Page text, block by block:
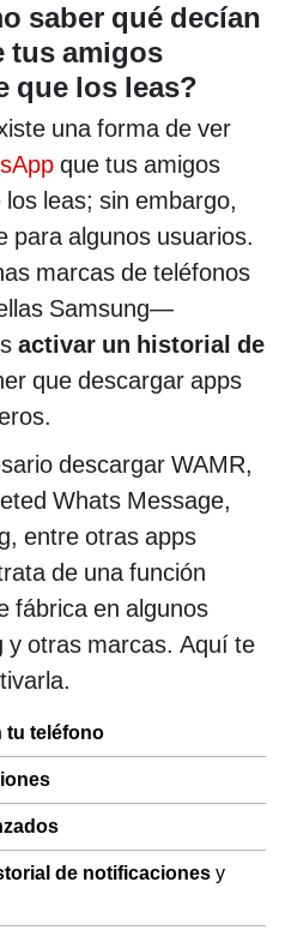
saber qué decían
tus amigos
que los leas?
una forma de ver
que tus amigos
leas; sin embargo,
para algunos usuarios.
marcas de teléfonos
Samsung—
activar un historial de
que descargar apps
descargar WAMR,
Whats Message,
entre otras apps
de una función
fábrica en algunos
y otras marcas. Aquí te
tu teléfono
de notificaciones y